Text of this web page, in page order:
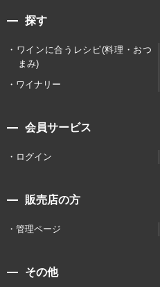
探す
ワインに合うレシピ(料理・おつ
まみ)
ワイナリー
会員サービス
ログイン
販売店の方
管理ページ
その他